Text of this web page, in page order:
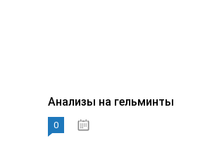
Анализы на гельминты
0